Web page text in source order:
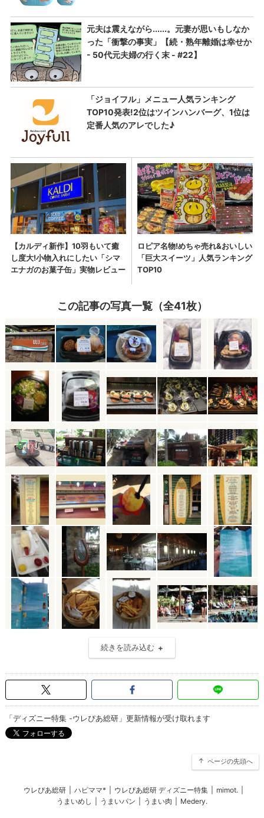
この記事の写真一覧（全41枚）
続きを読み込む
「ディズニー特集 -ウレぴあ総研」更新情報が受け取れます
ページの先頭へ
ウレぴあ総研 ハピママ* ウレぴあ総研 ディズニー特集 mimot.
うまいめし
うまいパン うまい肉 Medery.